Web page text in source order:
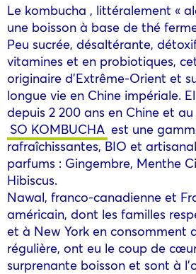
Le kombucha , littéralement «
une boisson à base de thé
Peu sucrée, désaltérante,
vitamines et en probiotiques,
originaire d’Extrême-Orient et
longue vie en Chine impériale.
depuis 2 200 ans en Chine et
SO KOMBUCHA est une
rafraîchissantes, BIO et
parfums : Gingembre, Menthe
Hibiscus.
Nawal, franco-canadienne et
américain, dont les familles
et à New York en consomment
régulière, ont eu le coup de
surprenante boisson et sont à